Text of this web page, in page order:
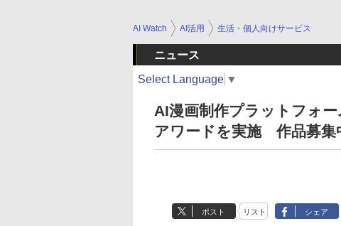
AI Watch AI活用 生活・個人向けサービス
ニュース
Select Language ▼
AI漫画制作プラットフォ
アワードを実施 作品募集
ポスト リスト シェア